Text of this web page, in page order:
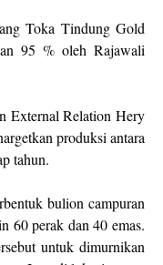
Toka Tindung Gold
95 % oleh Rajawali
External Relation Hery
produksi antara
tahun.
bulion campuran
60 perak dan 40 emas.
untuk dimurnikan